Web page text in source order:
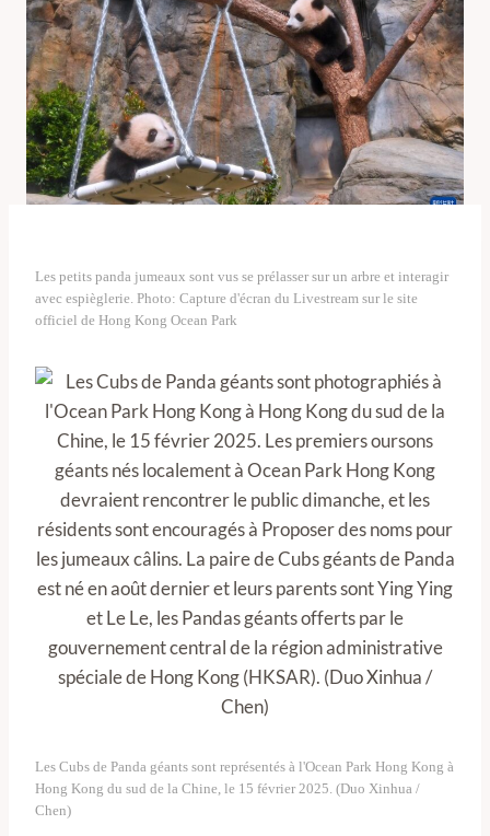
Les petits panda jumeaux sont vus se prélasser sur un arbre et interagir
avec espièglerie. Photo: Capture d'écran du Livestream sur le site
officiel de Hong Kong Ocean Park
Les Cubs de Panda géants sont représentés à l'Ocean Park Hong Kong à
Hong Kong du sud de la Chine, le 15 février 2025. (Duo Xinhua /
Chen)